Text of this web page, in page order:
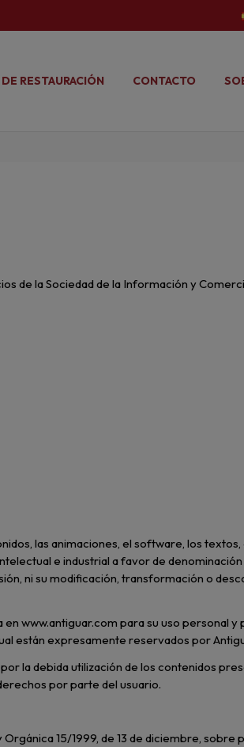
RESTAURACIÓN CONTACTO
de la Sociedad de la Información y
las animaciones, el software, los
e industrial a favor de
ni su modificación, transformación o
www.antiguar.com para su uso personal
están expresamente reservados por
la debida utilización de los contenidos
por parte del usuario.
15/1999, de 13 de diciembre,